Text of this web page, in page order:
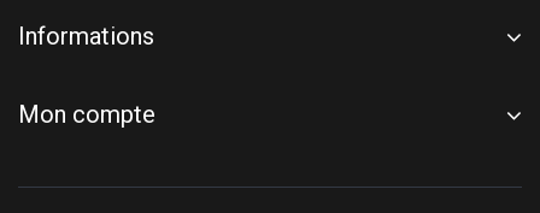
Informations
Mon compte